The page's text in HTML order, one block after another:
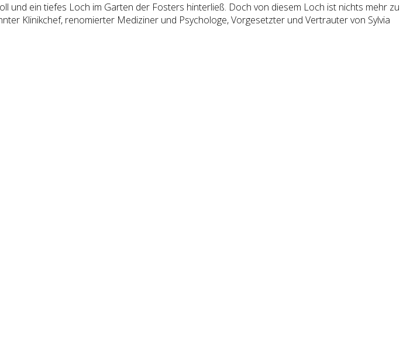
und ein tiefes Loch im Garten der Fosters hinterließ. Doch von diesem Loch ist nichts mehr zu
Klinikchef, renomierter Mediziner und Psychologe, Vorgesetzter und Vertrauter von Sylvia